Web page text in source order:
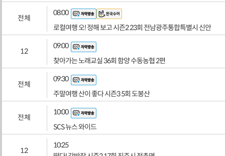
전체
08:00
로컬여행 오! 정해 보고 시즌2 23회 전남광주통합특별시 신안
12
09:00
찾아가는 노래교실 36회 함양 수동농협 2편
전체
09:30
주말여행 산이 좋다 시즌3 5회 도봉산
전체
10:00
SCS 뉴스 와이드
12
10:25